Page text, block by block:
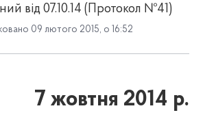
від 07.10.14 (Протокол №41)
09 лютого 2015, о 16:52
7 жовтня 2014 р.